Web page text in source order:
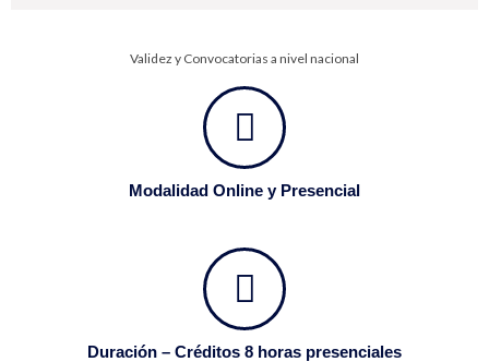
Validez y Convocatorias a nivel nacional
Modalidad Online y Presencial
Duración – Créditos 8 horas presenciales